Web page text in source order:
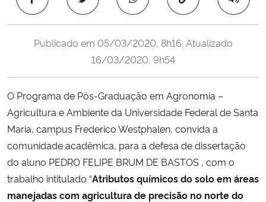
Ministério da Ciência, Tecnologia, Inovações e Comunicações
Ministério do Desenvolvimento Regional
Controladoria-Geral da União
Ministério da Mulher, da Família e dos Direitos Humanos
Publicado em 05/03/2020, 8h16. Atualizado
16/03/2020, 9h54
O Programa de Pós-Graduação em Agronomia –
Agricultura e Ambiente da Universidade Federal de Santa
Maria, campus Frederico Westphalen, convida a
comunidade acadêmica, para a defesa de dissertação
do aluno PEDRO FELIPE BRUM DE BASTOS , com o
trabalho intitulado “Atributos químicos do solo em áreas
manejadas com agricultura de precisão no norte do